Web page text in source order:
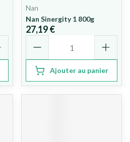
Nan
Nan Sinergity 1 800g
27,19 €
Ajouter au panier